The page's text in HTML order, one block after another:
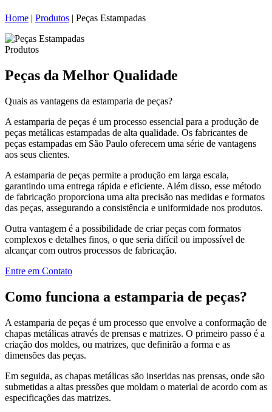
Home | Produtos | Peças Estampadas
Produtos
Peças da Melhor Qualidade
Quais as vantagens da estamparia de peças?
A estamparia de peças é um processo essencial para a produção de
peças metálicas estampadas de alta qualidade. Os fabricantes de
peças estampadas em São Paulo oferecem uma série de vantagens
aos seus clientes.
A estamparia de peças permite a produção em larga escala,
garantindo uma entrega rápida e eficiente. Além disso, esse método
de fabricação proporciona uma alta precisão nas medidas e formatos
das peças, assegurando a consistência e uniformidade nos produtos.
Outra vantagem é a possibilidade de criar peças com formatos
complexos e detalhes finos, o que seria difícil ou impossível de
alcançar com outros processos de fabricação.
Entre em Contato
Como funciona a estamparia de peças?
A estamparia de peças é um processo que envolve a conformação de
chapas metálicas através de prensas e matrizes. O primeiro passo é a
criação dos moldes, ou matrizes, que definirão a forma e as
dimensões das peças.
Em seguida, as chapas metálicas são inseridas nas prensas, onde são
submetidas a altas pressões que moldam o material de acordo com as
especificações das matrizes.